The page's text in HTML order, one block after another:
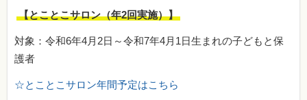
【とことこサロン（年2回実施）】
対象：令和6年4月2日～令和7年4月1日生まれの子どもと保
護者
☆とことこサロン年間予定はこちら